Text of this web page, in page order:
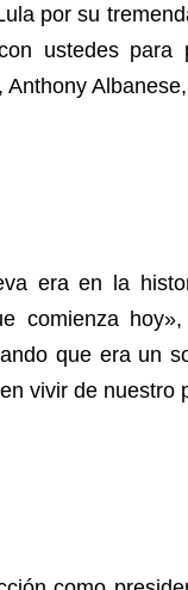
por su
ustedes
era en la
comienza
que era un
vivir de nuestro